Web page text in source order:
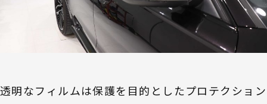
透明なフィルムは保護を目的としたプロテクション